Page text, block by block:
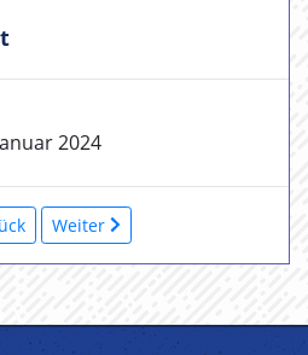
2024
Weiter